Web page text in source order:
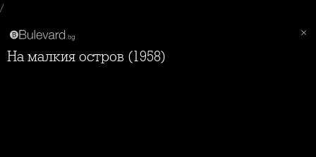
/
На малкия остров (1958)